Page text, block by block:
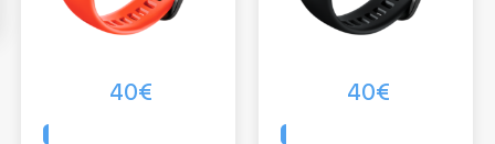
40€ 40€